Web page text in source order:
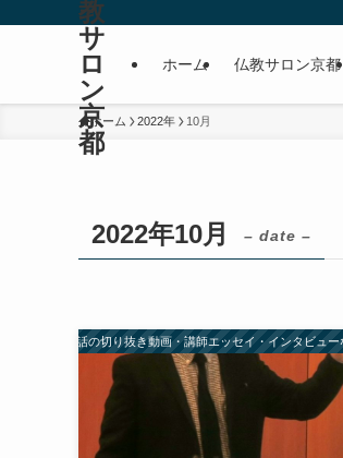
教
サ
ロ
ン
京
都
ホーム 仏教サロン京都
ホーム 2022年 10月
2022年10月 – date –
講座/法話の切り抜き動画・講師エッセイ・インタビュー